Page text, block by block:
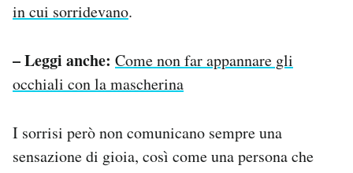
in cui sorridevano.
– Leggi anche: Come non far appannare gli
occhiali con la mascherina
I sorrisi però non comunicano sempre una
sensazione di gioia, così come una persona che